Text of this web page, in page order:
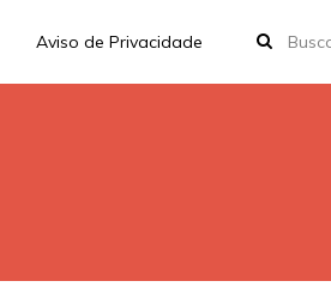
Aviso de Privacidade